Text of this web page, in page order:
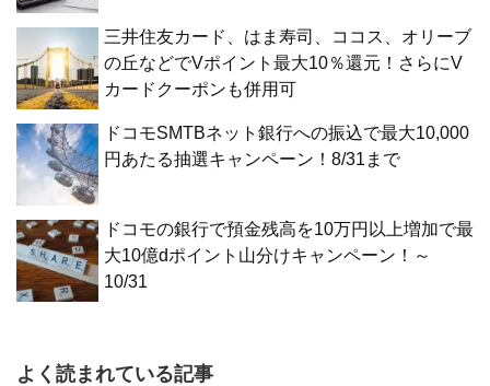
三井住友カード、はま寿司、ココス、オリーブ
の丘などでVポイント最大10％還元！さらにV
カードクーポンも併用可
ドコモSMTBネット銀行への振込で最大10,000
円あたる抽選キャンペーン！8/31まで
ドコモの銀行で預金残高を10万円以上増加で最
大10億dポイント山分けキャンペーン！～
10/31
よく読まれている記事